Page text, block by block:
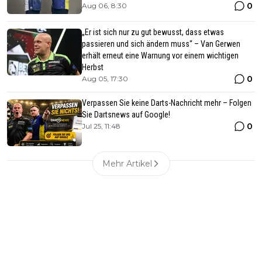
Aug 06, 8:30 0
„Er ist sich nur zu gut bewusst, dass etwas
passieren und sich ändern muss“ – Van Gerwen
erhält erneut eine Warnung vor einem wichtigen
Herbst
Aug 05, 17:30 0
Verpassen Sie keine Darts-Nachricht mehr – Folgen
Sie Dartsnews auf Google!
Jul 25, 11:48 0
Mehr Artikel